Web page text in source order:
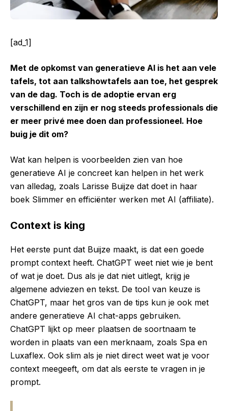
[ad_1]
Met de opkomst van generatieve AI is het aan vele
tafels, tot aan talkshowtafels aan toe, het gesprek
van de dag. Toch is de adoptie ervan erg
verschillend en zijn er nog steeds professionals die
er meer privé mee doen dan professioneel. Hoe
buig je dit om?
Wat kan helpen is voorbeelden zien van hoe
generatieve AI je concreet kan helpen in het werk
van alledag, zoals Larisse Buijze dat doet in haar
boek Slimmer en efficiënter werken met AI (affiliate).
Context is king
Het eerste punt dat Buijze maakt, is dat een goede
prompt context heeft. ChatGPT weet niet wie je bent
of wat je doet. Dus als je dat niet uitlegt, krijg je
algemene adviezen en tekst. De tool van keuze is
ChatGPT, maar het gros van de tips kun je ook met
andere generatieve AI chat-apps gebruiken.
ChatGPT lijkt op meer plaatsen de soortnaam te
worden in plaats van een merknaam, zoals Spa en
Luxaflex. Ook slim als je niet direct weet wat je voor
context meegeeft, om dat als eerste te vragen in je
prompt.